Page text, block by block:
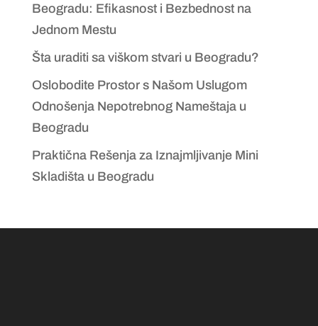
Beogradu: Efikasnost i Bezbednost na
Jednom Mestu
Šta uraditi sa viškom stvari u Beogradu?
Oslobodite Prostor s Našom Uslugom
Odnošenja Nepotrebnog Nameštaja u
Beogradu
Praktična Rešenja za Iznajmljivanje Mini
Skladišta u Beogradu